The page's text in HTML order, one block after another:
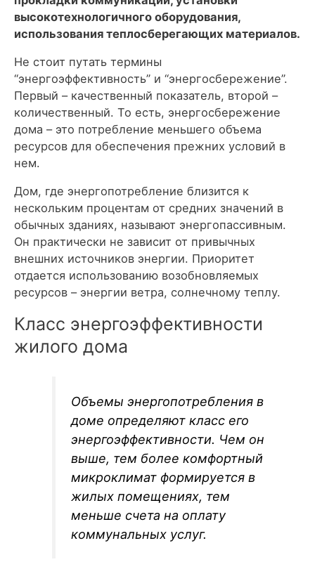
высокотехнологичного оборудования,
использования теплосберегающих материалов.
Не стоит путать термины
“энергоэффективность” и “энергосбережение”.
Первый – качественный показатель, второй –
количественный. То есть, энергосбережение
дома – это потребление меньшего объема
ресурсов для обеспечения прежних условий в
нем.
Дом, где энергопотребление близится к
нескольким процентам от средних значений в
обычных зданиях, называют энергопассивным.
Он практически не зависит от привычных
внешних источников энергии. Приоритет
отдается использованию возобновляемых
ресурсов – энергии ветра, солнечному теплу.
Класс энергоэффективности
жилого дома
Объемы энергопотребления в
доме определяют класс его
энергоэффективности. Чем он
выше, тем более комфортный
микроклимат формируется в
жилых помещениях, тем
меньше счета на оплату
коммунальных услуг.